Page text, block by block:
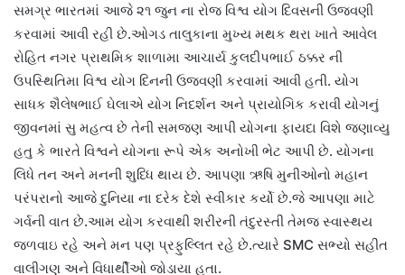
સમગ્ર ભારતમાં આજે ૨૧ જુન ના રોજ વિશ્વ યોગ દિવસની ઉજવણી
કરવામાં આવી રહી છે.ઓગડ તાલુકાના મુખ્ય મથક થરા ખાતે આવેલ
રોહિત નગર પ્રાથમિક શાળામા આચાર્ય કુલદીપભાઈ ઠક્કર ની
ઉપસ્થિતિમા વિશ્વ યોગ દિનની ઉજવણી કરવામાં આવી હતી. યોગ
સાધક શૈલેષભાઈ ઘેલાએ યોગ નિદર્શન અને પ્રાયોગિક કરાવી યોગનું
જીવનમાં સુ મહત્વ છે તેની સમજણ આપી યોગના ફાયદા વિશે જણાવ્યુ
હતુ કે ભારતે વિશ્વને યોગના રૂપે એક અનોખી ભેટ આપી છે. યોગના
લિધે તન અને મનની શુધ્ધિ થાય છે. આપણા ઋષિ મુનીઓનો મહાન
પરંપરાનો આજે દુનિયા ના દરેક દેશે સ્વીકાર કર્યો છે.જે આપણા માટે
ગર્વની વાત છે.આમ યોગ કરવાથી શરીરની તંદુરસ્તી તેમજ સ્વાસ્થય
જળવાઇ રહે અને મન પણ પ્રફુલ્લિત રહે છે.ત્યારે SMC સભ્યો સહીત
વાલીગણ અને વિધાર્થીઓ જોડાયા હતા.